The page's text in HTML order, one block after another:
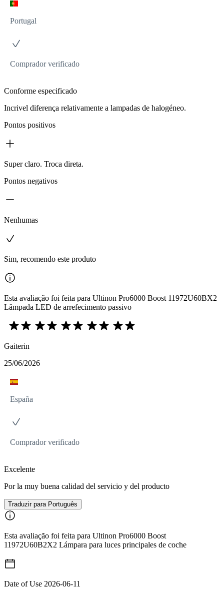
Portugal
Comprador verificado
Conforme especificado
Incrivel diferença relativamente a lampadas de halogéneo.
Pontos positivos
Super claro. Troca direta.
Pontos negativos
Nenhumas
Sim, recomendo este produto
Esta avaliação foi feita para Ultinon Pro6000 Boost 11972U60BX2
Lâmpada LED de arrefecimento passivo
Gaiterin
25/06/2026
España
Comprador verificado
Excelente
Por la muy buena calidad del servicio y del producto
Traduzir para Português
Esta avaliação foi feita para Ultinon Pro6000 Boost
11972U60B2X2 Lámpara para luces principales de coche
Date of Use 2026-06-11